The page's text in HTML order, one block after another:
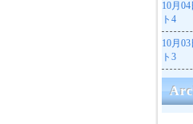
10月04
ト4
10月03
ト3